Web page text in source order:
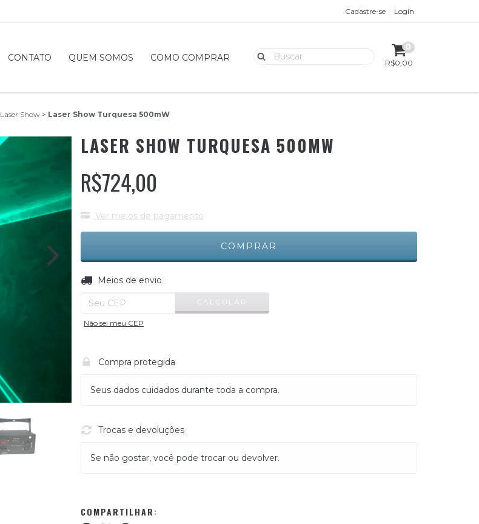
Cadastre-se Login
CONTATO QUEM SOMOS COMO COMPRAR
0
R$0,00
Laser Show > Laser Show Turquesa 500mW
LASER SHOW TURQUESA 500MW
R$724,00
Ver meios de pagamento
Entregas para o CEP:
Meios de envio
CALCULAR
Não sei meu CEP
Compra protegida
Seus dados cuidados durante toda a compra.
Trocas e devoluções
Se não gostar, você pode trocar ou devolver.
COMPARTILHAR: